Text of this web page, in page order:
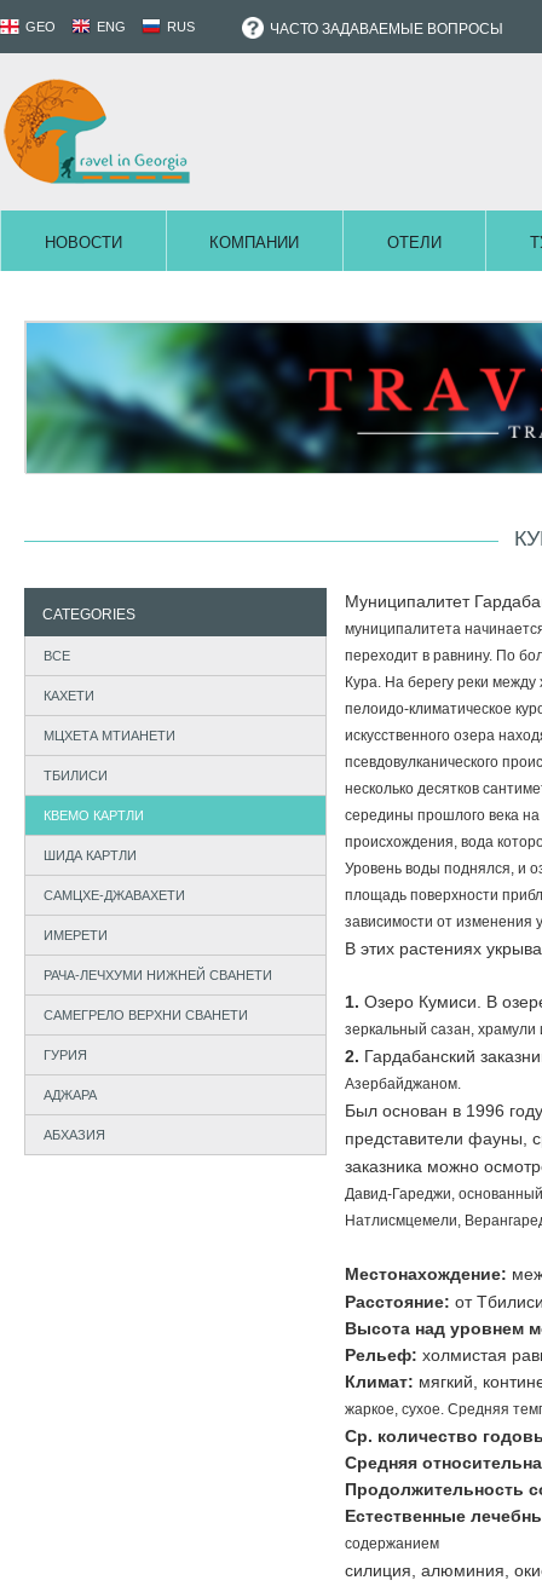
GEO ENG RUS ЧАСТО ЗАДАВАЕМЫЕ ВОПРОСЫ
НОВОСТИ КОМПАНИИ ОТЕЛИ
CATEGORIES
ВСЕ
КАХЕТИ
МЦХЕТА МТИАНЕТИ
ТБИЛИСИ
КВЕМО КАРТЛИ
ШИДА КАРТЛИ
САМЦХЕ-ДЖАВАХЕТИ
ИМЕРЕТИ
РАЧА-ЛЕЧХУМИ НИЖНЕЙ СВАНЕТИ
САМЕГРЕЛО ВЕРХНИ СВАНЕТИ
ГУРИЯ
АДЖАРА
АБХАЗИЯ
Муниципалитет
муниципалитета
переходит в равнину. По
Кура. На берегу реки между
пелоидо-климатическое
искусственного озера
псевдовулканического
несколько десятков
середины прошлого века
происхождения, вода ко
Уровень воды поднялся, и
площадь поверхности
зависимости от изменения
В этих растениях
1. Озеро Кумиси. В
зеркальный сазан, храмули
2. Гардабанский
Азербайджаном.
Был основан в 1996
представители фауны,
заказника можно
Давид-Гареджи,
Натлисмцемели,
Местонахождение:
Расстояние: от
Высота над уровнем
Рельеф: холмистая
Климат: мягкий,
жаркое, сухое. Средняя
Ср. количество
Средняя
Продолжительность
Естественные
содержанием
силиция, алюминия,